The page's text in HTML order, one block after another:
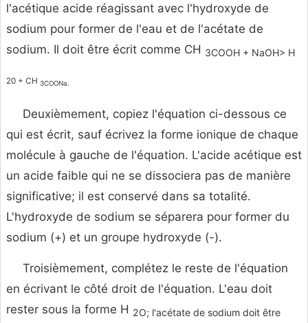
l'acétique acide réagissant avec l'hydroxyde de
sodium pour former de l'eau et de l'acétate de
sodium. Il doit être écrit comme CH 3COOH + NaOH> H
20 + CH 3COONa.
Deuxièmement, copiez l'équation ci-dessous ce
qui est écrit, sauf écrivez la forme ionique de chaque
molécule à gauche de l'équation. L'acide acétique est
un acide faible qui ne se dissociera pas de manière
significative; il est conservé dans sa totalité.
L'hydroxyde de sodium se séparera pour former du
sodium (+) et un groupe hydroxyde (-).
Troisièmement, complétez le reste de l'équation
en écrivant le côté droit de l'équation. L'eau doit
rester sous la forme H 2O; l'acétate de sodium doit être